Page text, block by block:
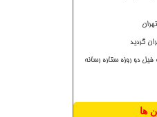
دو روزه ستاره رسانه
ها